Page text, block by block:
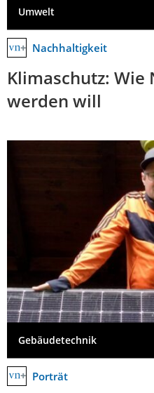
Umwelt
Nachhaltigkeit
Klimaschutz: Wie
werden will
Gebäudetechnik
Porträt